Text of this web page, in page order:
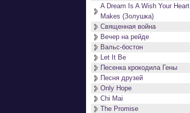
A Dream Is A Wish Your Heart
Makes (Золушка)
Священная война
Вечер на рейде
Вальс-бостон
Let It Be
Песенка крокодила Гены
Песня друзей
Only Hope
Chi Mai
The Promise